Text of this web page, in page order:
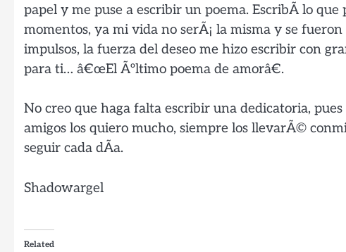
papel y me puse a escribir un poema. EscribÃ­ lo que
momentos, ya mi vida no serÃ¡ la misma y se
impulsos, la fuerza del deseo me hizo escribir con
para ti… â€œEl Ãºltimo poema de amorâ€.
No creo que haga falta escribir una dedicatoria,
amigos los quiero mucho, siempre los llevarÃ©
seguir cada dÃ­a.
Shadowargel
Related